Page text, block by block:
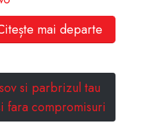
mai departe
si parbrizul tau
fara compromisuri